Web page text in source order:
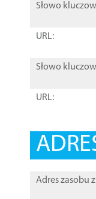
Słowo
URL:
Słowo
URL:
Adres zasobu